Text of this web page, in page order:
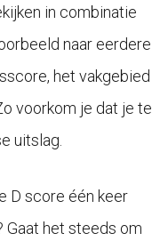
in combinatie
naar eerdere
het vakgebied
voorkom je dat je te
uitslag.
D score één keer
Gaat het steeds om